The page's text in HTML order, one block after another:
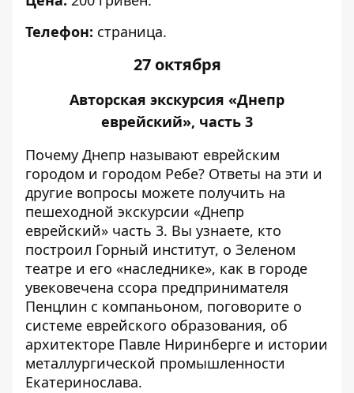
Телефон: страница.
27 октября
Авторская экскурсия «Днепр
еврейский», часть 3
Почему Днепр называют еврейским
городом и городом Ребе? Ответы на эти и
другие вопросы можете получить на
пешеходной экскурсии «Днепр
еврейский» часть 3. Вы узнаете, кто
построил Горный институт, о Зеленом
театре и его «наследнике», как в городе
увековечена ссора предпринимателя
Пенцлин с компаньоном, поговорите о
системе еврейского образования, об
архитекторе Павле Ниринберге и истории
металлургической промышленности
Екатеринослава.